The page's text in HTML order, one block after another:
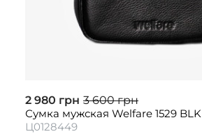
2 980 грн 3 600 грн
Сумка мужская Welfare 1529 BLK
Ц0128449